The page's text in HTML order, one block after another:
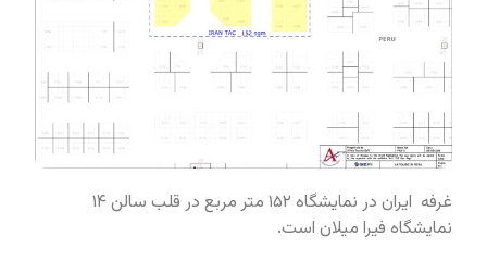
غرفه ایران در نمایشگاه ۱۵۲ متر مربع در قلب سالن ۱۴
نمایشگاه فیرا میلان است.